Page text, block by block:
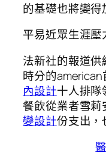
的基礎也將變得
平易近眾生涯
法新社的報道
時分的
內設計十人排
餐飲從業者雪莉
變設計份支出，